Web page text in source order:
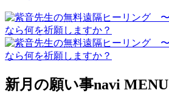
新月の願い事navi MENU